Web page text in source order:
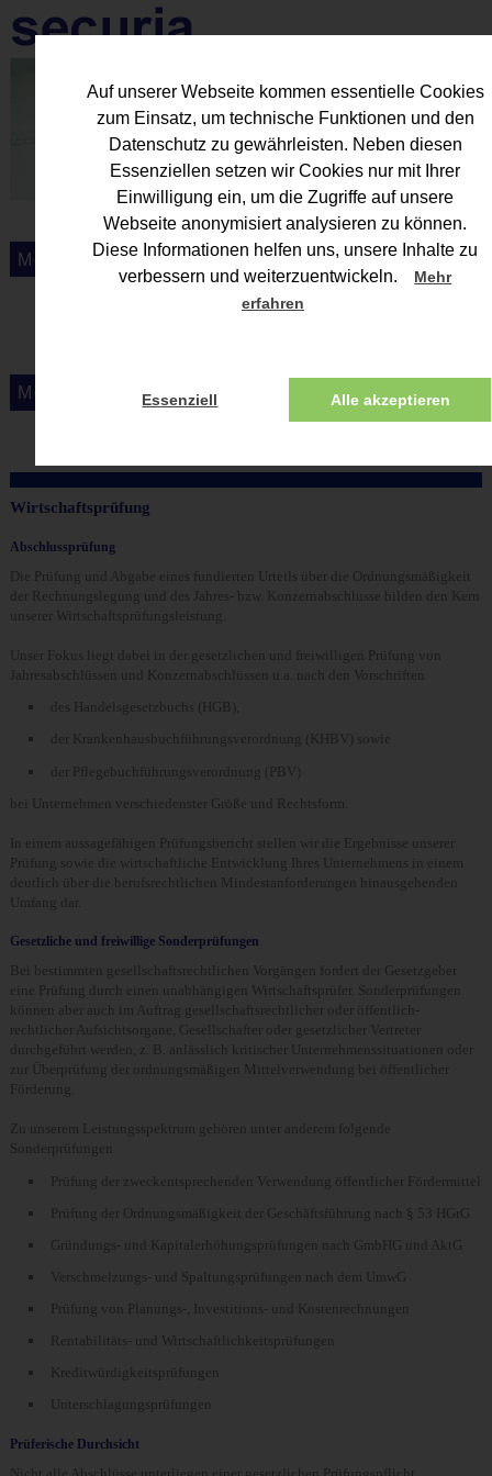
Auf unserer Webseite kommen essentielle Cookies
zum Einsatz, um technische Funktionen und den
Datenschutz zu gewährleisten. Neben diesen
Essenziellen setzen wir Cookies nur mit Ihrer
Einwilligung ein, um die Zugriffe auf unsere
Webseite anonymisiert analysieren zu können.
Diese Informationen helfen uns, unsere Inhalte zu
verbessern und weiterzuentwickeln.
Mehr
erfahren
Essenziell Alle akzeptieren
Wirtschaftsprüfung
Abschlussprüfung
Die Prüfung und Abgabe eines fundierten Urteils über die Ordnungsmäßigkeit
der Rechnungslegung und des Jahres- bzw. Konzernabschlusse bilden den Kern
unserer Wirtschaftsprüfungsleistung.
Unser Fokus liegt dabei in der gesetzlichen und freiwilligen Prüfung von
Jahresabschlüssen und Konzernabschlüssen u.a. nach den Vorschriften
des Handelsgesetzbuchs (HGB),
der Krankenhausbuchführungsverordnung (KHBV) sowie
der Pflegebuchführungsverordnung (PBV)
bei Unternehmen verschiedenster Größe und Rechtsform.
In einem aussagefähigen Prüfungsbericht stellen wir die Ergebnisse unserer
Prüfung sowie die wirtschaftliche Entwicklung Ihres Unternehmens in einem
deutlich über die berufsrechtlichen Mindestanforderungen hinausgehenden
Umfang dar.
Gesetzliche und freiwillige Sonderprüfungen
Bei bestimmten gesellschaftsrechtlichen Vorgängen fordert der Gesetzgeber
eine Prüfung durch einen unabhängigen Wirtschaftsprüfer. Sonderprüfungen
können aber auch im Auftrag gesellschaftsrechtlicher oder öffentlich-
rechtlicher Aufsichtsorgane, Gesellschafter oder gesetzlicher Vertreter
durchgeführt werden, z. B. anlässlich kritischer Unternehmenssituationen oder
zur Überprüfung der ordnungsmäßigen Mittelverwendung bei öffentlicher
Förderung.
Zu unserem Leistungsspektrum gehören unter anderem folgende
Sonderprüfungen
Prüfung der zweckentsprechenden Verwendung öffentlicher Fördermittel
Prüfung der Ordnungsmäßigkeit der Geschäftsführung nach § 53 HGrG
Gründungs- und Kapitalerhöhungsprüfungen nach GmbHG und AktG
Verschmelzungs- und Spaltungsprüfungen nach dem UmwG
Prüfung von Planungs-, Investitions- und Kostenrechnungen
Rentabilitäts- und Wirtschaftlichkeitsprüfungen
Kreditwürdigkeitsprüfungen
Unterschlagungsprüfungen
Prüferische Durchsicht